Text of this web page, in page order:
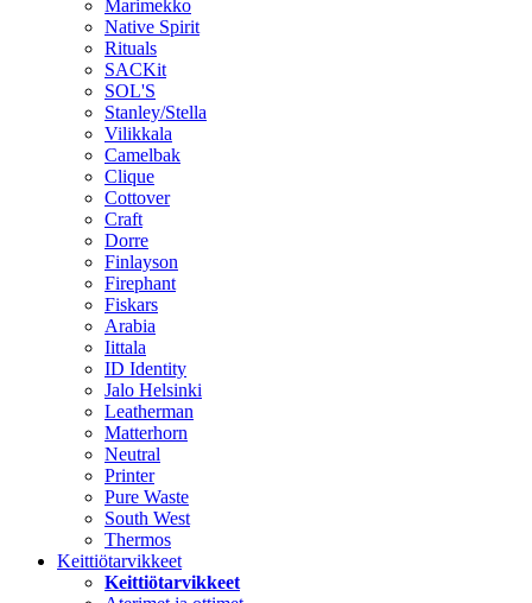
Marimekko
Native Spirit
Rituals
SACKit
SOL'S
Stanley/Stella
Vilikkala
Camelbak
Clique
Cottover
Craft
Dorre
Finlayson
Firephant
Fiskars
Arabia
Iittala
ID Identity
Jalo Helsinki
Leatherman
Matterhorn
Neutral
Printer
Pure Waste
South West
Thermos
Keittiötarvikkeet
Keittiötarvikkeet